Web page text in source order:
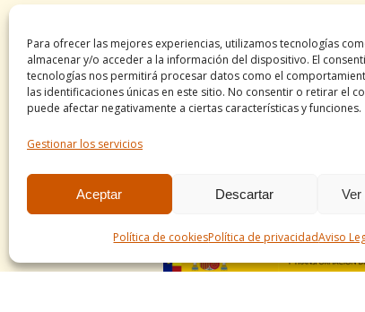
Para ofrecer las mejores experiencias, utilizamos tecnologías
almacenar y/o acceder a la información del dispositivo. El
tecnologías nos permitirá procesar datos como el
las identificaciones únicas en este sitio. No consentir o retirar el
puede afectar negativamente a ciertas características y funciones.
Gestionar los servicios
Aceptar Descartar Ver
Política de cookiesPolítica de privacidadAviso